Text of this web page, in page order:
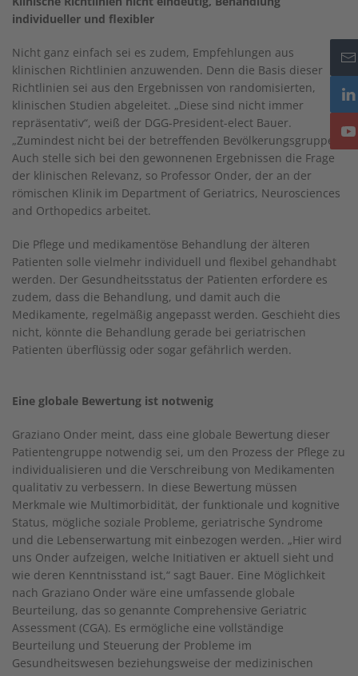
individueller und flexibler
Nicht ganz einfach sei es zudem, Empfehlungen aus
klinischen Richtlinien anzuwenden. Denn die Basis dieser
Richtlinien sei aus den Ergebnissen von randomisierten,
klinischen Studien abgeleitet. „Diese sind nicht immer
repräsentativ“, weiß der DGG-President-elect Bauer.
„Zumindest nicht bei der betreffenden Bevölkerungsgruppe!“
Auch stelle sich bei den gewonnenen Ergebnissen die Frage
der klinischen Relevanz, so Professor Onder, der an der
römischen Klinik im Department of Geriatrics, Neurosciences
and Orthopedics arbeitet.
Die Pflege und medikamentöse Behandlung der älteren
Patienten solle vielmehr individuell und flexibel gehandhabt
werden. Der Gesundheitsstatus der Patienten erfordere es
zudem, dass die Behandlung, und damit auch die
Medikamente, regelmäßig angepasst werden. Geschieht dies
nicht, könnte die Behandlung gerade bei geriatrischen
Patienten überflüssig oder sogar gefährlich werden.
Eine globale Bewertung ist notwenig
Graziano Onder meint, dass eine globale Bewertung dieser
Patientengruppe notwendig sei, um den Prozess der Pflege zu
individualisieren und die Verschreibung von Medikamenten
qualitativ zu verbessern. In diese Bewertung müssen
Merkmale wie Multimorbidität, der funktionale und kognitive
Status, mögliche soziale Probleme, geriatrische Syndrome
und die Lebenserwartung mit einbezogen werden. „Hier wird
uns Onder aufzeigen, welche Initiativen er aktuell sieht und
wie deren Kenntnisstand ist,“ sagt Bauer. Eine Möglichkeit
nach Graziano Onder wäre eine umfassende globale
Beurteilung, das so genannte Comprehensive Geriatric
Assessment (CGA). Es ermögliche eine vollständige
Beurteilung und Steuerung der Probleme im
Gesundheitswesen beziehungsweise der medizinischen